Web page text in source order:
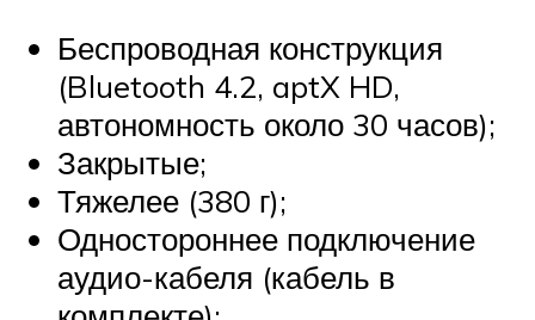
Беспроводная конструкция
(Bluetooth 4.2, aptX HD,
автономность около 30 часов);
Закрытые;
Тяжелее (380 г);
Одностороннее подключение
аудио-кабеля (кабель в